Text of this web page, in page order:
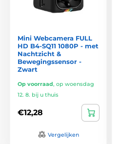
Mini Webcamera FULL
HD B4-SQ11 1080P - met
Nachtzicht &
Bewegingssensor -
Zwart
Op voorraad, op woensdag
12. 8. bij u thuis
€12,28
Vergelijken